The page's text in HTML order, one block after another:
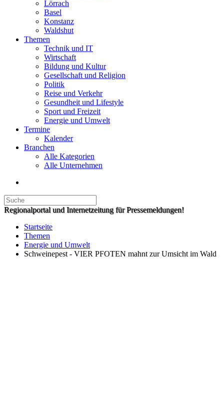
Lörrach
Basel
Konstanz
Waldshut
Themen
Technik und IT
Wirtschaft
Bildung und Kultur
Gesellschaft und Religion
Politik
Reise und Verkehr
Gesundheit und Lifestyle
Sport und Freizeit
Energie und Umwelt
Termine
Kalender
Branchen
Alle Kategorien
Alle Unternehmen
Regionalportal und Internetzeitung für Pressemeldungen!
Startseite
Themen
Energie und Umwelt
Schweinepest - VIER PFOTEN mahnt zur Umsicht im Wald